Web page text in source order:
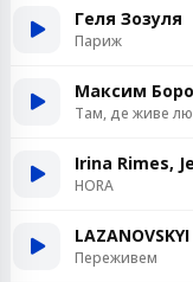
Геля Зозуля
Париж
Максим
Там, де живе
Irina Rimes,
HORA
Переживем